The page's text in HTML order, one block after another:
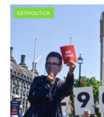
GEOPOLITICA